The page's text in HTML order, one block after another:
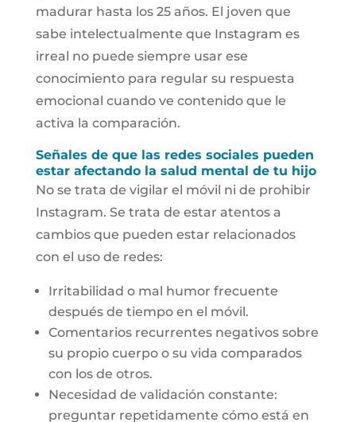
madurar hasta los 25 años. El joven que
sabe intelectualmente que Instagram es
irreal no puede siempre usar ese
conocimiento para regular su respuesta
emocional cuando ve contenido que le
activa la comparación.
Señales de que las redes sociales pueden
estar afectando la salud mental de tu hijo
No se trata de vigilar el móvil ni de prohibir
Instagram. Se trata de estar atentos a
cambios que pueden estar relacionados
con el uso de redes:
Irritabilidad o mal humor frecuente
después de tiempo en el móvil.
Comentarios recurrentes negativos sobre
su propio cuerpo o su vida comparados
con los de otros.
Necesidad de validación constante:
preguntar repetidamente cómo está en